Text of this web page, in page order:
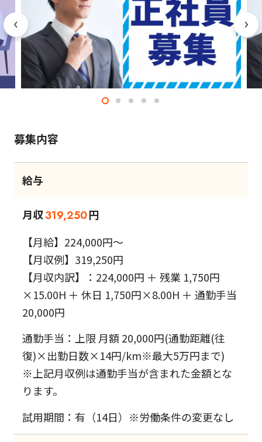
募集内容
給与
月収319,250円
【月給】224,000円～
【月収例】319,250円
【月収内訳】：224,000円 ＋ 残業 1,750円
×15.00H ＋ 休日 1,750円×8.00H ＋ 通勤手当
20,000円
通勤手当：上限 月額 20,000円(通勤距離(往
復)×出勤日数×14円/km※最大5万円まで)
※上記月収例は通勤手当が含まれた金額とな
ります。
試用期間：有（14日）※労働条件の変更なし